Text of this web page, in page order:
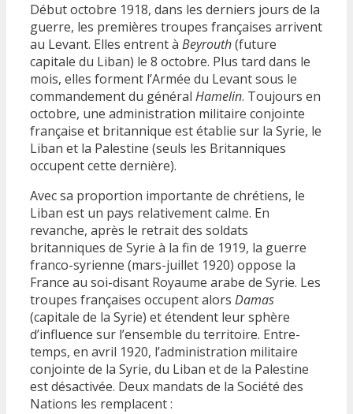
Début octobre 1918, dans les derniers jours de la
guerre, les premières troupes françaises arrivent
au Levant. Elles entrent à Beyrouth(future
capitale du Liban) le 8 octobre. Plus tard dans le
mois, elles forment l’Armée du Levant sous le
commandement du général Hamelin. Toujours en
octobre, une administration militaire conjointe
française et britannique est établie sur la Syrie, le
Liban et la Palestine (seuls les Britanniques
occupent cette dernière).
Avec sa proportion importante de chrétiens, le
Liban est un pays relativement calme. En
revanche, après le retrait des soldats
britanniques de Syrie à la fin de 1919, la guerre
franco-syrienne (mars-juillet 1920) oppose la
France au soi-disant Royaume arabe de Syrie. Les
troupes françaises occupent alors Damas
(capitale de la Syrie) et étendent leur sphère
d’influence sur l’ensemble du territoire. Entre-
temps, en avril 1920, l’administration militaire
conjointe de la Syrie, du Liban et de la Palestine
est désactivée. Deux mandats de la Société des
Nations les remplacent :